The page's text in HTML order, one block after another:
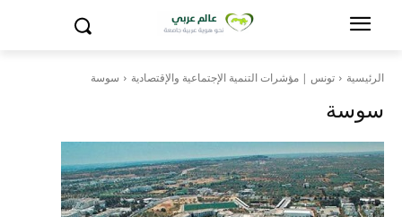
الرئيسية تونس | مؤشرات التنمية الإجتماعية والإقتصادية سوسة
سوسة